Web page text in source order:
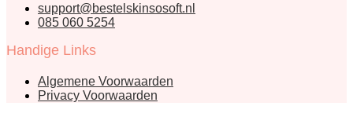
support@bestelskinsosoft.nl
085 060 5254
Handige Links
Algemene Voorwaarden
Privacy Voorwaarden